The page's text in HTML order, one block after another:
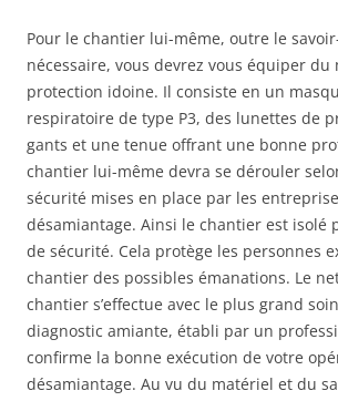
Pour le chantier lui-même, outre le
nécessaire, vous devrez vous équiper du
protection idoine. Il consiste en un
respiratoire de type P3, des lunettes de
gants et une tenue offrant une bonne
chantier lui-même devra se dérouler
sécurité mises en place par les
désamiantage. Ainsi le chantier est isolé
de sécurité. Cela protège les personnes
chantier des possibles émanations. Le
chantier s’effectue avec le plus grand
diagnostic amiante, établi par un
confirme la bonne exécution de votre
désamiantage. Au vu du matériel et du